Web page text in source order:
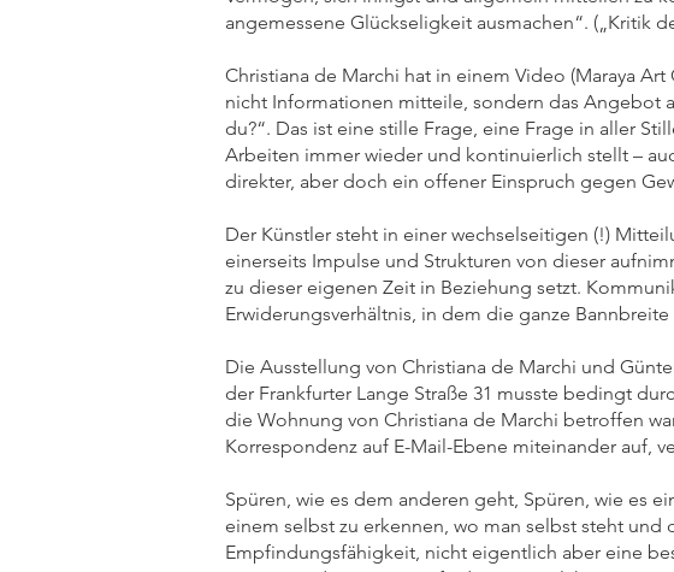
angemessene Glückseligkeit ausmachen“. („Kritik
Christiana de Marchi hat in einem Video (Maraya
nicht Informationen mitteile, sondern das Angebot
du?“. Das ist eine stille Frage, eine Frage in aller
Arbeiten immer wieder und kontinuierlich stellt –
direkter, aber doch ein offener Einspruch gegen
Der Künstler steht in einer wechselseitigen (!)
einerseits Impulse und Strukturen von dieser
zu dieser eigenen Zeit in Beziehung setzt.
Erwiderungsverhältnis, in dem die ganze
Die Ausstellung von Christiana de Marchi und
der Frankfurter Lange Straße 31 musste bedingt
die Wohnung von Christiana de Marchi betroffen
Korrespondenz auf E-Mail-Ebene miteinander auf,
Spüren, wie es dem anderen geht, Spüren, wie es
einem selbst zu erkennen, wo man selbst steht
Empfindungsfähigkeit, nicht eigentlich aber eine